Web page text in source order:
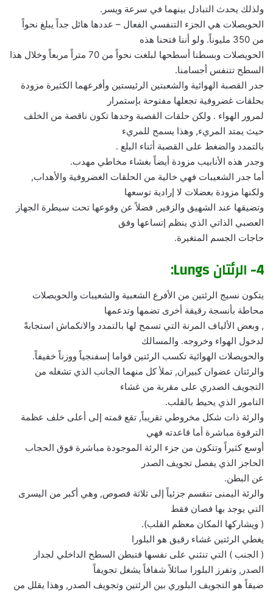
ولذلك يحدث التبادل بينهما في سرعة ويسر.
الحويصلات هي الجزء التنفسي الفعال – عددها هائل جداً يبلغ نحواً
من 350 مليوناً. ولو أننا فتحنا هذه
الحويصلات وبسطنا أسطحها لبلغت نحواً من 70 متراً مربعاً وخلال هذا
السطح تتنفس أجسامنا.
جدر القصبة الهوائية والشعبتين الرئيستين وأفرعهما الكثيرة مزودة
بحلقات غضروفية تجعلها مفتوحة بإستمرار
لمرور الهواء . ولكن حلقات القصبة وحدها تكون ناقصة من الخلف
حيث يمتد المريء, وهذا يسمح للمريء
بالتمدد والضغط على القصبة أثناء البلع .
وجدر هذه الأنابيب مزودة أيضاً بغشاء مخاطي مهدب.
أما جدر الشعيبات فهي خالية من الحلقات الغضروفية والأهداب,
ولكنها مزودة بعضلات لا إرادية توسعها
وتضيقها عند الشهيق والزفير, فضلاً عن وقوعها تحت سيطرة الجهاز
العصبي الذاتي الذي ينظم إتساعها وفق
حاجات الجسم المتغيرة.
4- الرئتان Lungs:
يتكون نسيج الرئتين من الأفرع الشعبية والشعيبات والحويصلات
محاطة بأنسجة رقيقة أخرى تضمها وتدعمها
, وبعض الألياف المرنة التي تسمح لها بالتمدد والانكماش استجابةً
لدخول الهواء وخروجه. والمسالك
والحويصلات الهوائية تكسب الرئتين قواما إسفنجياً ووزناً خفيفاً.
والرئتان عضوان كبيران, تملأ كل منهما الجانب الذي تشغله من
التجويف الصدري على مقربة من غشاء
التامور الذي يحيط بالقلب.
والرئة ذات شكل مخروطي تقريباً, تقع قمته إلى أعلى خلف عظمة
الترقوة مباشرة أما قاعدته فهي
أوسع كثيراً وتتكون من جزء الرئة الموجودة مباشرة فوق الحجاب
الحاجز الذي يفصل تجويف الصدر
عن البطن.
والرئة اليمنى تنقسم جزئياً إلى ثلاثة فصوص, وهي أكبر من اليسرى
التي يوجد بها فصان فقط
( ويشاركها المكان معظم القلب).
يغطي الرئتين غشاء رقيق هو البلورا
( الجنب ) التي تنثني على نفسها فتبطن السطح الداخلي لجدار
الصدر, وتفرز البلورا سائلاً شفافاً يشغل تجويفاً
ضيقاً هو التجويف البلوري بين الرئتين وتجويف الصدر, وهذا يقلل من